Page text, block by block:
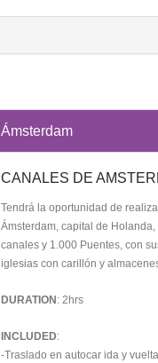
Ámsterdam
CANALES DE
Tendrá la oportunidad de
Ámsterdam, capital de
canales y 1.000 Puentes, con
iglesias con carillón y
DURATION : 2hrs
INCLUDED:
-Traslado en autocar ida y